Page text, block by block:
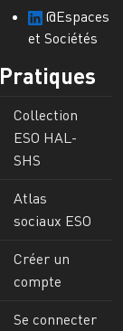
@Espaces
et Sociétés
Pratiques
Collection
ESO HAL-
SHS
Atlas
sociaux ESO
Créer un
compte
Se connecter